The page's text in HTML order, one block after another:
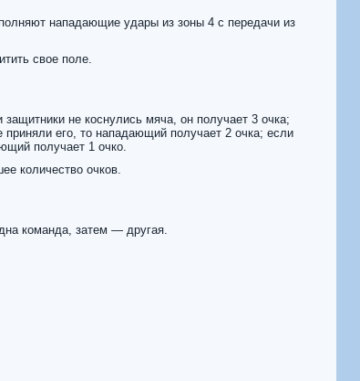
нападающие удары из зоны 4 с передачи из
свое поле.
не коснулись мяча, он получает 3 очка;
его, то нападающий получает 2 очка; если
получает 1 очко.
количество очков.
команда, затем — другая.